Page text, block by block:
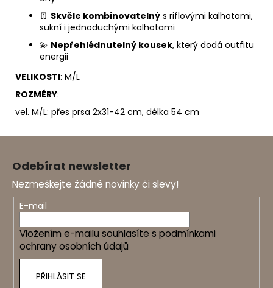
👖 Skvěle kombinovatelný s riflovými kalhotami,
sukní i jednoduchými kalhotami
💫 Nepřehlédnutelný kousek, který dodá outfitu
energii
VELIKOSTI: M/L
ROZMĚRY:
vel. M/L: přes prsa 2x31-42 cm, délka 54 cm
Odebírat newsletter
Nezmeškejte žádné novinky či slevy!
E-mail
Vložením e-mailu souhlasíte s podmínkami
ochrany osobních údajů
PŘIHLÁSIT SE